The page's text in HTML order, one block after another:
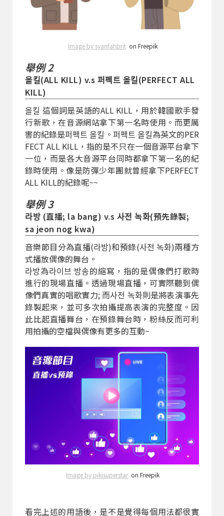
Image by syarifahbrit on Freepik
舉例 2
올킬(ALL KILL) v.s 퍼펙트 올킬(PERFECT ALL
KILL)
올킬 這個詞是英語的ALL KILL，用於韓國歌手發
行新歌，在音源網站拿下第一名時使用。而更厲
害的紀錄是퍼펙트 올킬。퍼펙트 올킬為英文的PER
FECT ALL KILL，指的是不只在一個音源平台拿下
一位，而是各大音源平台同時都拿下第一名的紀
錄時使用。像是防彈少年團就曾經拿下PERFECT
ALL KILL的紀錄呢~~
舉例 3
라방 (直播; la bang) v.s 사전 녹화(預先錄製;
sa jeon nog kwa)
音樂節目分為直播(라방)和預錄(사전 녹화)兩種方
式播放偶像的舞台。
라방為라이브 방송的縮寫，指的是偶像們打歌時
進行的現場直播。透過現場直播，可實際聽到偶
像們真實的唱歌實力; 而사전 녹화則是將表演事先
錄製起來，並可多次拍攝提高表演的完整度。因
此比起直播舞台，在預錄舞台時，粉絲反而可利
用拍攝的空檔與偶像有更多的互動~
Image by pikisuperstar on Freepik
看完上述的用語後，是不是覺得每個用法都很實